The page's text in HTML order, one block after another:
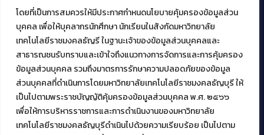
โดยที่เป็นการสมควรให้มีประกาศกำหนดนโยบายคุ้มครองข้อมูลส่วน
บุคคล เพื่อให้บุคลากรนักศึกษา นักเรียนในสังกัดมหาวิทยาลัย
เทคโนโลยีราชมงคลธัญรี ในฐานะเจ้าของข้อมูลส่วนบุคคลและ
สาธารณชนรับทราบและเข้าใจถึงแนวทางการจัดการและการคุ้มครอง
ข้อมูลส่วนบุคคล รวมถึงมาตรการรักษาความปลอดภัยของข้อมูล
ส่วนบุคคลที่ดำเนินการโดยมหาวิทยาลัยเทคโนโลยีราชมงคลธัญบุรี ให้
เป็นไปตามพระราชบัญญัติคุ้มครองข้อมูลส่วนบุคคล พ.ศ. ๒๕๖๖
เพื่อให้การบริหารราชการและการดำเนินงานของมหาวิทยาลัย
เทคโนโลยีราชมงคลธัญบุรีดำเนินไปด้วยความเรียบร้อย เป็นไปตาม
งานบริการวิชาการให้กับหน่วยงานภายนอก
โครงการส่งเสริมและพัฒนาผู้ประกอบการ SME โดย. มทร.ธัญบุรี
กิจกรรมการเชื่อมโยงเครือข่ายผู้ให้บริการเครื่องจักรกลทางการ
เกษตร ภายใต้โครงการส่งเสริมการรแปรรูปสินค้าเกษตรระดับชุมชน
กรมส่งเสริมอุตสาหกรรม
โครงการยกระดับเศรษฐกิจและสังคมรายตำบลแบบบูรณาการ (1
ตำบล 1 มหาวิทยาลัย)